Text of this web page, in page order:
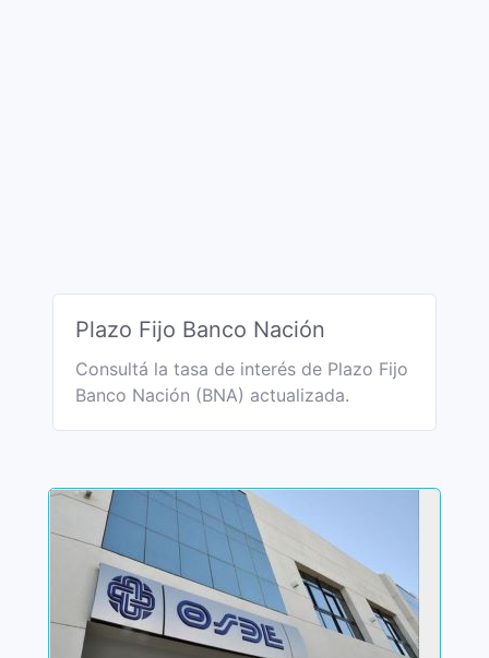
Plazo Fijo Banco Nación
Consultá la tasa de interés de Plazo Fijo
Banco Nación (BNA) actualizada.